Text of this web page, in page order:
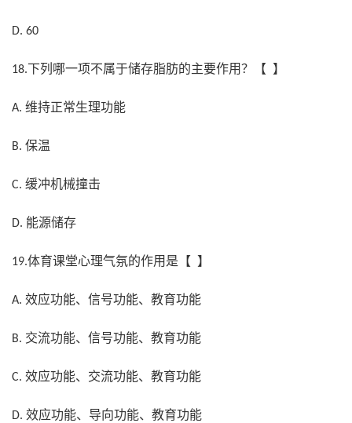
D. 60
18.下列哪一项不属于储存脂肪的主要作用？【 】
A. 维持正常生理功能
B. 保温
C. 缓冲机械撞击
D. 能源储存
19.体育课堂心理气氛的作用是【 】
A. 效应功能、信号功能、教育功能
B. 交流功能、信号功能、教育功能
C. 效应功能、交流功能、教育功能
D. 效应功能、导向功能、教育功能